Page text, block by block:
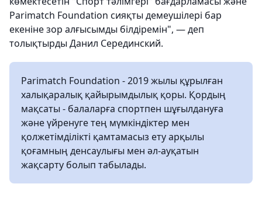
Parimatch Foundation сияқты демеушілері бар
екеніне зор алғысымды білдіремін", — деп
толықтырды Данил Серединский.
Parimatch Foundation - 2019 жылы құрылған
халықаралық қайырымдылық қоры. Қордың
мақсаты - балаларға спортпен шұғылдануға
және үйренуге тең мүмкіндіктер мен
қолжетімділікті қамтамасыз ету арқылы
қоғамның денсаулығы мен әл-ауқатын
жақсарту болып табылады.